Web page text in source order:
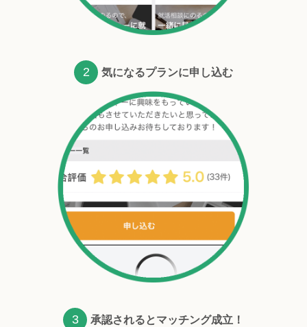
2 気になるプランに申し込む
3 承認されるとマッチング成立！